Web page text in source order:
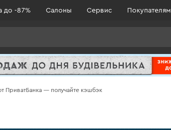
до -87% Салоны Сервис Покупателям
ПриватБанка — получайте кэшбэк